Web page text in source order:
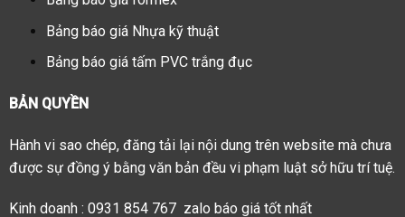
Bảng báo giá Nhựa kỹ thuật
Bảng báo giá tấm PVC trắng đục
BẢN QUYỀN
Hành vi sao chép, đăng tải lại nội dung trên website mà chưa
được sự đồng ý bằng văn bản đều vi phạm luật sở hữu trí tuệ.
Kinh doanh : 0931 854 767 zalo báo giá tốt nhất